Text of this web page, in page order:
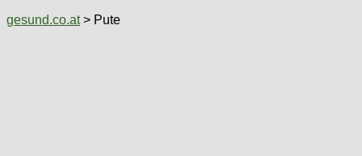
gesund.co.at> Pute